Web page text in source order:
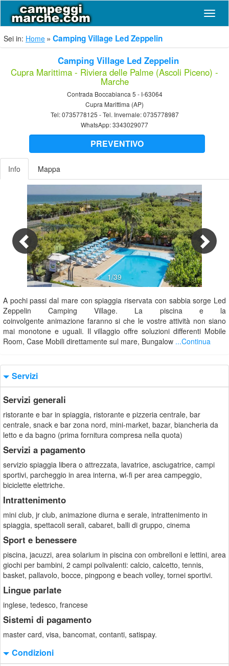
Sei in: Home Camping Village Led Zeppelin
Camping Village Led Zeppelin
Cupra Marittima - Riviera delle Palme (Ascoli Piceno) -
Marche
Contrada Boccabianca 5 - I-63064
Cupra Marittima (AP)
Tel:0735778125 - Tel. Invernale:0735778987
WhatsApp:3343029077
PREVENTIVO
Info Mappa
1/39
Previous
A pochi passi dal mare con spiaggia riservata con sabbia sorge Led
Zeppelin Camping Village. La piscina e la
coinvolgente animazione faranno si che le vostre attività non siano
mai monotone e uguali. Il villaggio offre soluzioni differenti Mobile
Room, Case Mobili direttamente sul mare, Bungalow ...Continua
Servizi
Servizi generali
ristorante e bar in spiaggia, ristorante e pizzeria centrale, bar
centrale, snack e bar zona nord, mini-market, bazar, biancheria da
letto e da bagno (prima fornitura compresa nella quota)
Servizi a pagamento
servizio spiaggia libera o attrezzata, lavatrice, asciugatrice, campi
sportivi, parcheggio in area interna, wi-fi per area campeggio,
biciclette elettriche.
Intrattenimento
mini club, jr club, animazione diurna e serale, intrattenimento in
spiaggia, spettacoli serali, cabaret, balli di gruppo, cinema
Sport e benessere
piscina, jacuzzi, area solarium in piscina con ombrelloni e lettini, area
giochi per bambini, 2 campi polivalenti: calcio, calcetto, tennis,
basket, pallavolo, bocce, pingpong e beach volley, tornei sportivi.
Lingue parlate
inglese, tedesco, francese
Sistemi di pagamento
master card, visa, bancomat, contanti, satispay.
Condizioni